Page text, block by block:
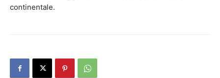
continentale.